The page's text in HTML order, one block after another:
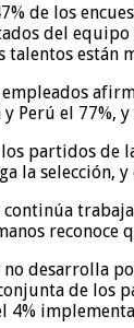
de los
del
talentos
Perú el
partidos
la selección,
continúa
reconoce
de
4%